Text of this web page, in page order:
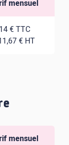
mensuel
14 € TTC
€ HT
mensuel